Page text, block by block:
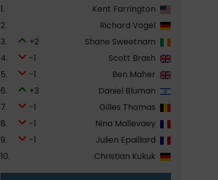
1.
Kent Farrington
2.
Richard Vogel
3.
+2
Shane Sweetnam
4.
-1
Scott Brash
5.
-1
Ben Maher
6.
+3
Daniel Bluman
7.
-1
Gilles Thomas
8.
-1
Nina Mallevaey
9.
-1
Julien Epaillard
10.
Christian Kukuk